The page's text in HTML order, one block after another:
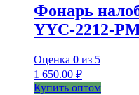
Фонарь
YYC-2212-
Оценка 0 из 5
1 650.00 ₽
Купить оптом